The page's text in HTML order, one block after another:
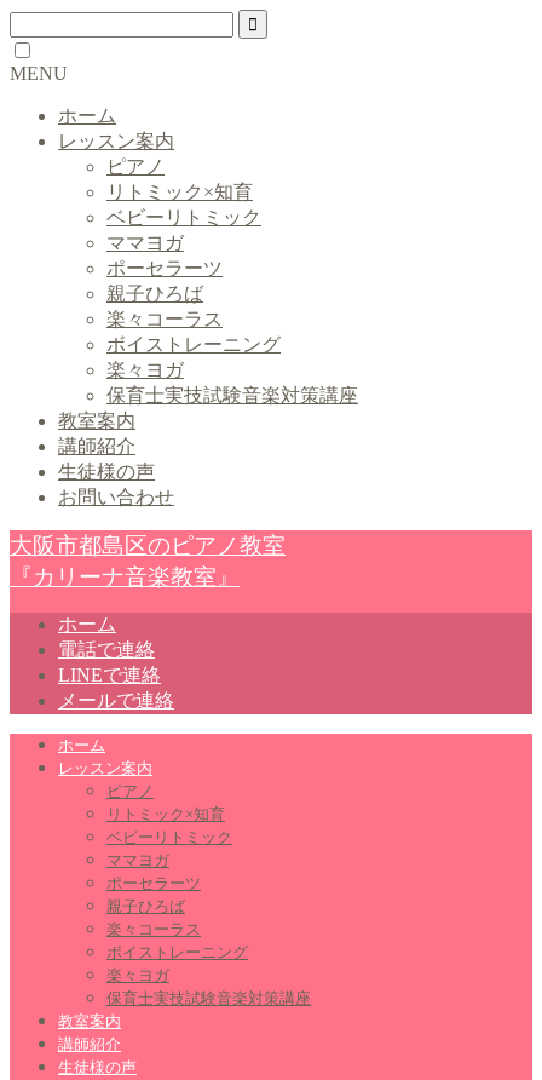
MENU
ホーム
レッスン案内
ピアノ
リトミック×知育
ベビーリトミック
ママヨガ
ポーセラーツ
親子ひろば
楽々コーラス
ボイストレーニング
楽々ヨガ
保育士実技試験音楽対策講座
教室案内
講師紹介
生徒様の声
お問い合わせ
大阪市都島区のピアノ教室
『カリーナ音楽教室』
ホーム
電話で連絡
LINEで連絡
メールで連絡
ホーム
レッスン案内
ピアノ
リトミック×知育
ベビーリトミック
ママヨガ
ポーセラーツ
親子ひろば
楽々コーラス
ボイストレーニング
楽々ヨガ
保育士実技試験音楽対策講座
教室案内
講師紹介
生徒様の声